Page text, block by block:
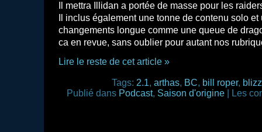
Il mettra Illidan a portée de masse pour les
Il inclus également une tonne de contenu solo
changements longue comme une queue de
ca en revue, sans oublier pour autant nos
Lire le reste de cet article »
Tags: 2.1, arthas, BC, bill roper,
Publié dans Podcast, Saison d'origine| Les